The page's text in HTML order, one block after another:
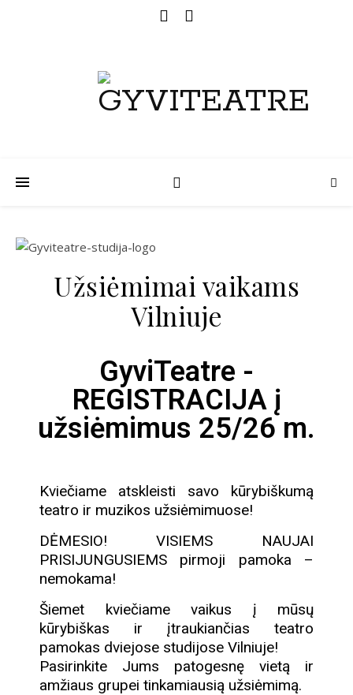
Užsiėmimai vaikams
Vilniuje
GyviTeatre -
REGISTRACIJA į
užsiėmimus 25/26 m.
Kviečiame atskleisti savo kūrybiškumą
teatro ir muzikos užsiėmimuose!
DĖMESIO! VISIEMS NAUJAI
PRISIJUNGUSIEMS pirmoji pamoka –
nemokama!
Šiemet kviečiame vaikus į mūsų
kūrybiškas ir įtraukiančias teatro
pamokas dviejose studijose Vilniuje!
Pasirinkite Jums patogesnę vietą ir
amžiaus grupei tinkamiausią užsiėmimą.